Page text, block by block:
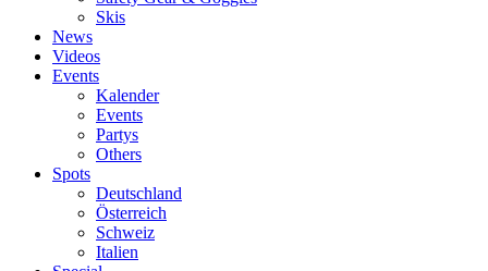
Skis
News
Videos
Events
Kalender
Events
Partys
Others
Spots
Deutschland
Österreich
Schweiz
Italien